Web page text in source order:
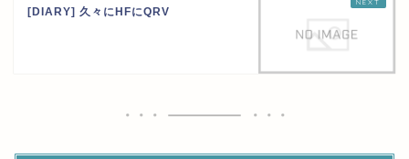
[DIARY] 久々にHFにQRV